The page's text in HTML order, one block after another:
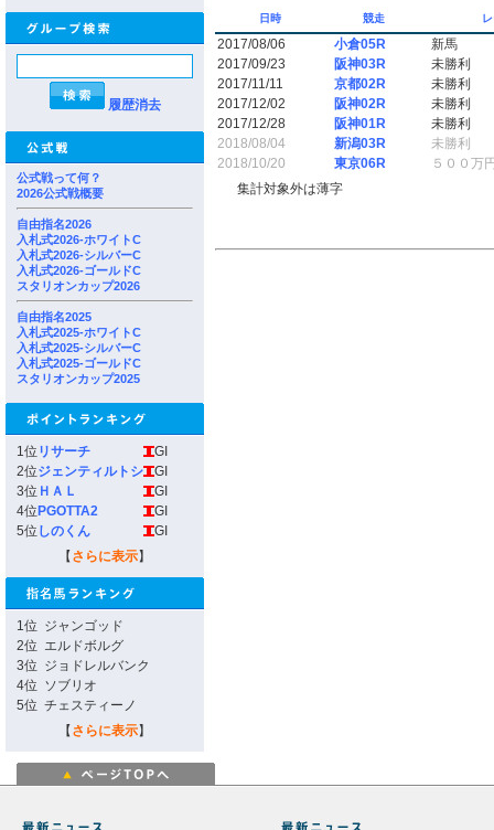
履歴消去
公式戦って何？
2026公式戦概要
自由指名2026
入札式2026-ホワイトC
入札式2026-シルバーC
入札式2026-ゴールドC
スタリオンカップ2026
自由指名2025
入札式2025-ホワイトC
入札式2025-シルバーC
入札式2025-ゴールドC
スタリオンカップ2025
1位 リサーチ
GI
2位ジェンティルトシ
GI
3位 ＨＡＬ
GI
4位 PGOTTA2
GI
5位 しのくん
GI
【 さらに表示】
1位 ジャンゴッド
2位 エルドボルグ
3位 ジョドレルバンク
4位 ソブリオ
5位 チェスティーノ
【 さらに表示】
日時 競走
2017/08/06 小倉05R
新馬
2017/09/23
阪神03R
未勝利
2017/11/11
京都02R
未勝利
2017/12/02
阪神02R
未勝利
2017/12/28
阪神01R
未勝利
2018/08/04
新潟03R
未勝利
2018/10/20
東京06R
５００万
集計対象外は薄字